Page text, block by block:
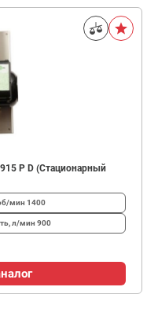
P D (Стационарный
мин 1400
л/мин 900